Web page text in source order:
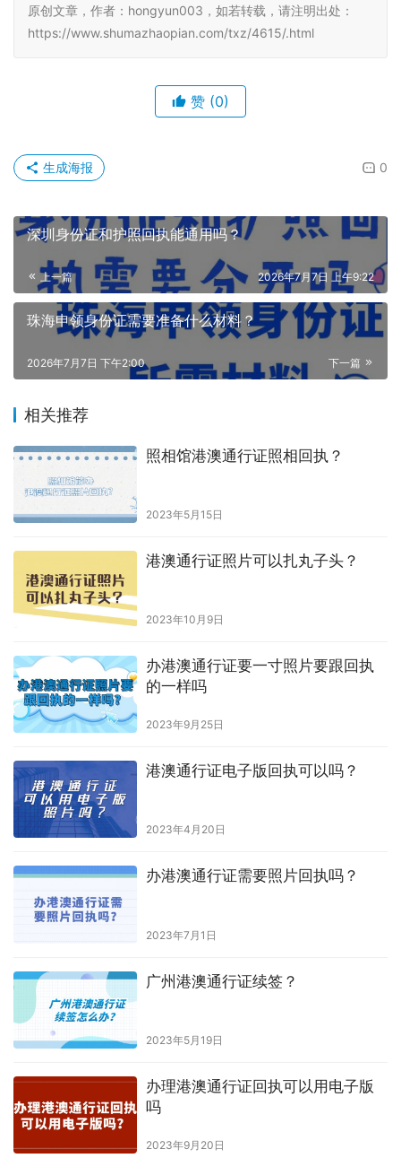
原创文章，作者：hongyun003，如若转载，请注明出处：
https://www.shumazhaopian.com/txz/4615/.html
赞 (0)
0
生成海报
深圳身份证和护照回执能通用吗？
上一篇 2026年7月7日 上午9:22
珠海申领身份证需要准备什么材料？
下一篇
2026年7月7日 下午2:00
相关推荐
照相馆港澳通行证照相回执？
2023年5月15日
港澳通行证照片可以扎丸子头？
2023年10月9日
办港澳通行证要一寸照片要跟回执
的一样吗
2023年9月25日
港澳通行证电子版回执可以吗？
2023年4月20日
办港澳通行证需要照片回执吗？
2023年7月1日
广州港澳通行证续签？
2023年5月19日
办理港澳通行证回执可以用电子版
吗
2023年9月20日